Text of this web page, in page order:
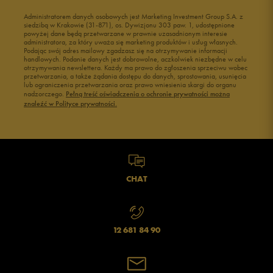
Administratorem danych osobowych jest Marketing Investment Group S.A. z
siedzibą w Krakowie (31-871), os. Dywizjonu 303 paw. 1, udostępnione
powyżej dane będą przetwarzane w prawnie uzasadnionym interesie
administratora, za który uważa się marketing produktów i usług własnych.
Podając swój adres mailowy zgadzasz się na otrzymywanie informacji
handlowych. Podanie danych jest dobrowolne, aczkolwiek niezbędne w celu
otrzymywania newslettera. Każdy ma prawo do zgłoszenia sprzeciwu wobec
przetwarzania, a także żądania dostępu do danych, sprostowania, usunięcia
lub ograniczenia przetwarzania oraz prawo wniesienia skargi do organu
nadzorczego. Pełną treść oświadczenia o ochronie prywatności można
znaleźć w Polityce prywatności.
CHAT
12 681 84 90